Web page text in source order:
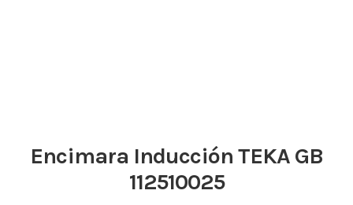
Encimara Inducción TEKA GB
112510025